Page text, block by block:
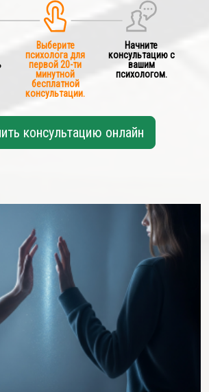
Выберите
психолога для
первой 20-ти
минутной
бесплатной
консультации.
Начните
консультацию с
вашим
психологом.
консультацию онлайн